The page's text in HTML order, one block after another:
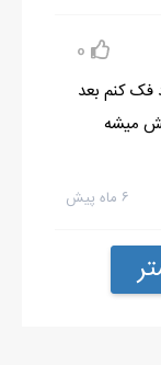
0
فک کنم بعد
میشه
۶ ماه پیش